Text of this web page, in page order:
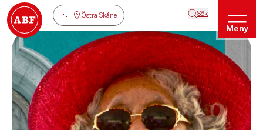
Östra Skåne Sök
Meny